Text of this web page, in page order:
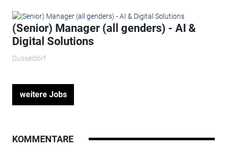
(Senior) Manager (all genders) - AI &
Digital Solutions
Düsseldorf
weitere Jobs
KOMMENTARE